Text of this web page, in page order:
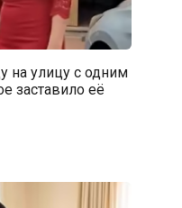
на улицу с одним
заставило её